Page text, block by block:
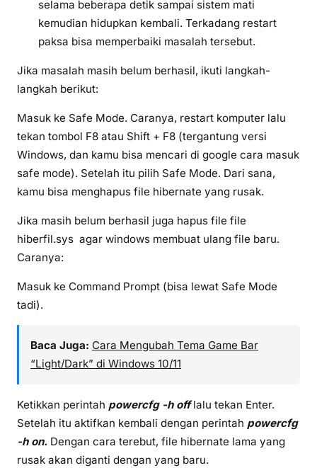
selama beberapa detik sampai sistem mati
kemudian hidupkan kembali. Terkadang restart
paksa bisa memperbaiki masalah tersebut.
Jika masalah masih belum berhasil, ikuti langkah-
langkah berikut:
Masuk ke Safe Mode. Caranya, restart komputer lalu
tekan tombol F8 atau Shift + F8 (tergantung versi
Windows, dan kamu bisa mencari di google cara masuk
safe mode). Setelah itu pilih Safe Mode. Dari sana,
kamu bisa menghapus file hibernate yang rusak.
Jika masih belum berhasil juga hapus file file
hiberfil.sys agar windows membuat ulang file baru.
Caranya:
Masuk ke Command Prompt (bisa lewat Safe Mode
tadi).
Baca Juga: Cara Mengubah Tema Game Bar
“Light/Dark” di Windows 10/11
Ketikkan perintah powercfg -h offlalu tekan Enter.
Setelah itu aktifkan kembali dengan perintah powercfg
-h on. Dengan cara terebut, file hibernate lama yang
rusak akan diganti dengan yang baru.